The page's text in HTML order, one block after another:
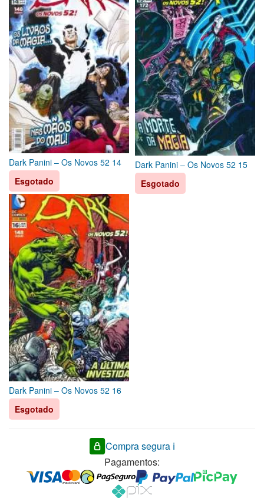
Dark Panini – Os Novos 52 14
Esgotado
Dark Panini – Os Novos 52 15
Esgotado
Dark Panini – Os Novos 52 16
Esgotado
Compra segura ℹ️
Pagamentos: